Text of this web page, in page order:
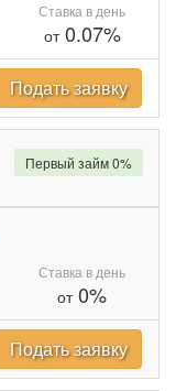
Ставка в день
от0.07%
Подать заявку
Ставка в день
от0%
Первый займ 0%
Подать заявку